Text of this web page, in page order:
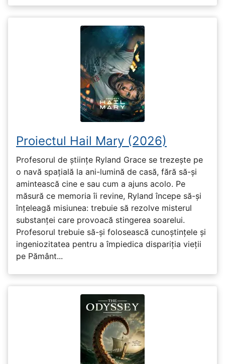
Proiectul Hail Mary (2026)
Profesorul de științe Ryland Grace se trezește pe
o navă spațială la ani-lumină de casă, fără să-și
amintească cine e sau cum a ajuns acolo. Pe
măsură ce memoria îi revine, Ryland începe să-și
înțeleagă misiunea: trebuie să rezolve misterul
substanței care provoacă stingerea soarelui.
Profesorul trebuie să-și folosească cunoștințele și
ingeniozitatea pentru a împiedica dispariția vieții
pe Pământ...